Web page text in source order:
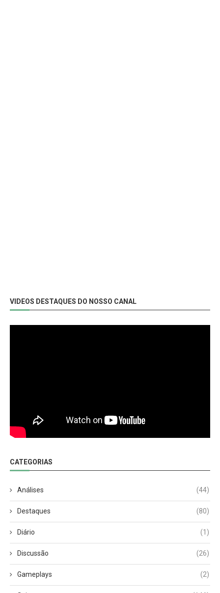
VIDEOS DESTAQUES DO NOSSO CANAL
CATEGORIAS
Análises (44)
Destaques (80)
Diário (1)
Discussão (26)
Gameplays (2)